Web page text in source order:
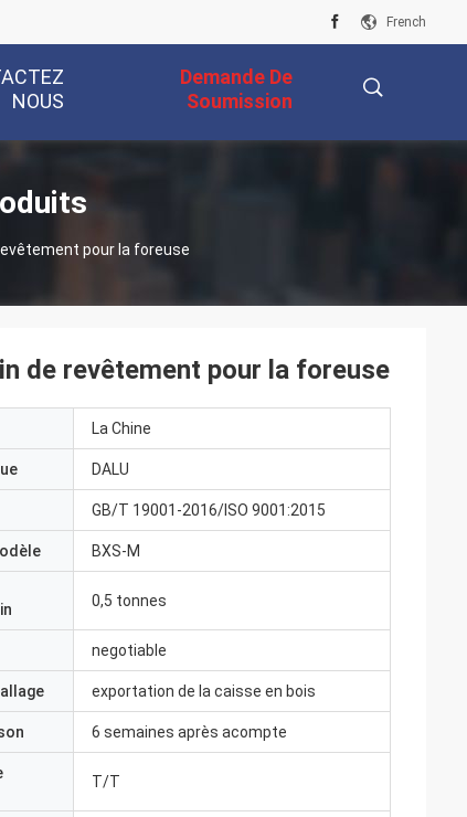
French
NOUS
Demande De
Soumission
pour la foreuse
de revêtement pour la foreuse
La Chine
DALU
GB/T 19001-2016/ISO 9001:2015
BXS-M
0,5 tonnes
negotiable
exportation de la caisse en bois
6 semaines après acompte
T/T